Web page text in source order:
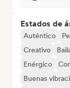
Estados de
Auténtico
Creativo
Enérgico
Buenas